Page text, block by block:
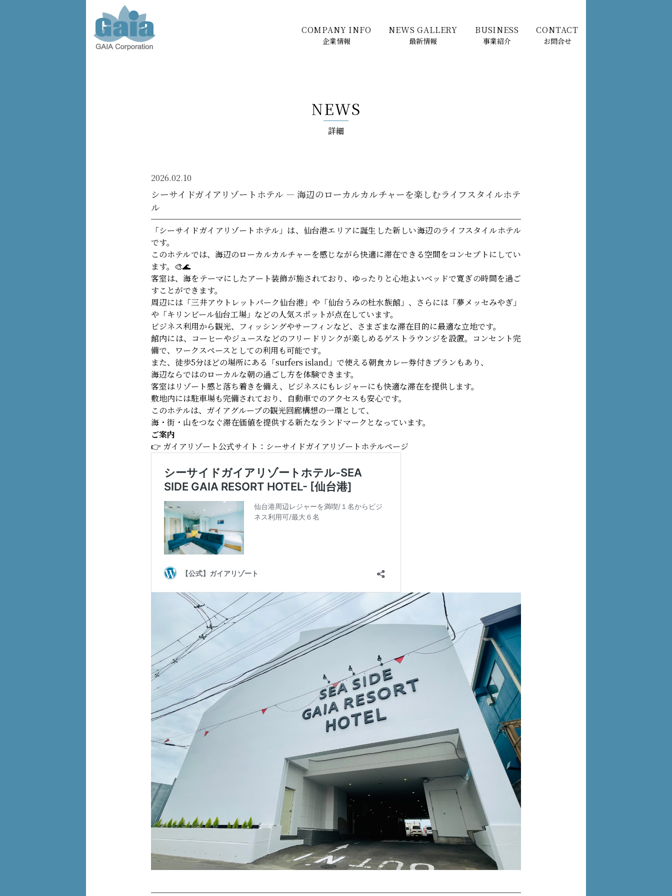
COMPANY INFO
企業情報
NEWS GALLERY
最新情報
BUSINESS
事業紹介
CONTACT
お問合せ
NEWS
詳細
2026.02.10
シーサイドガイアリゾートホテル — 海辺のローカルカルチャーを楽しむライフスタイルホテ
ル
「シーサイドガイアリゾートホテル」は、仙台港エリアに誕生した新しい海辺のライフスタイルホテル
です。
このホテルでは、海辺のローカルカルチャーを感じながら快適に滞在できる空間をコンセプトにしてい
ます。🎨🌊
客室は、海をテーマにしたアート装飾が施されており、ゆったりと心地よいベッドで寛ぎの時間を過ご
すことができます。
周辺には「三井アウトレットパーク仙台港」や「仙台うみの杜水族館」、さらには「夢メッセみやぎ」
や「キリンビール仙台工場」などの人気スポットが点在しています。
ビジネス利用から観光、フィッシングやサーフィンなど、さまざまな滞在目的に最適な立地です。
館内には、コーヒーやジュースなどのフリードリンクが楽しめるゲストラウンジを設置。コンセント完
備で、ワークスペースとしての利用も可能です。
また、徒歩5分ほどの場所にある「surfers island」で使える朝食カレー券付きプランもあり、
海辺ならではのローカルな朝の過ごし方を体験できます。
客室はリゾート感と落ち着きを備え、ビジネスにもレジャーにも快適な滞在を提供します。
敷地内には駐車場も完備されており、自動車でのアクセスも安心です。
このホテルは、ガイアグループの観光回廊構想の一環として、
海・街・山をつなぐ滞在価値を提供する新たなランドマークとなっています。
ご案内
👉 ガイアリゾート公式サイト：シーサイドガイアリゾートホテルページ